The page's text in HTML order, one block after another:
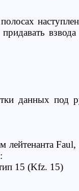
взвода
данных под
лейтенанта
15 (Kfz. 15)